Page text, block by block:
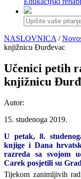
NASLOVNICA /
knjižnicu Đurđevac
Učenici petih
knjižnicu
Autor:
15. studenoga 2019.
U petak, 8.
knjige i Dana
razreda sa svojom
Carek posjetili su
Tijekom zanimljivih